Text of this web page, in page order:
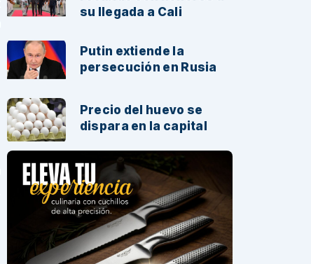
su llegada a Cali
Putin extiende la
persecución en Rusia
Precio del huevo se
dispara en la capital